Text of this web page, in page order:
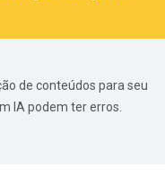
de conteúdos para seu
IA podem ter erros.